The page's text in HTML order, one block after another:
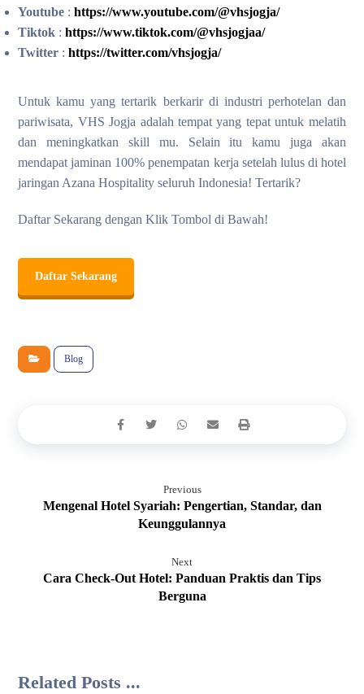
Youtube : https://www.youtube.com/@vhsjogja/
Tiktok : https://www.tiktok.com/@vhsjogjaa/
Twitter :https://twitter.com/vhsjogja/
Untuk kamu yang tertarik berkarir di industri perhotelan dan
pariwisata, VHS Jogja adalah tempat yang tepat untuk melatih
dan meningkatkan skill mu. Selain itu kamu juga akan
mendapat jaminan 100% penempatan kerja setelah lulus di hotel
jaringan Azana Hospitality seluruh Indonesia! Tertarik?
Daftar Sekarang dengan Klik Tombol di Bawah!
Daftar Sekarang
Blog
Previous
Mengenal Hotel Syariah: Pengertian, Standar, dan
Keunggulannya
Next
Cara Check-Out Hotel: Panduan Praktis dan Tips
Berguna
Related Posts ...